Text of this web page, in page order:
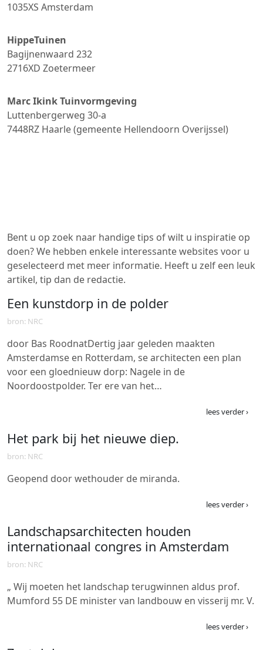
1035XS Amsterdam
HippeTuinen
Bagijnenwaard 232
2716XD Zoetermeer
Marc Ikink Tuinvormgeving
Luttenbergerweg 30-a
7448RZ Haarle (gemeente Hellendoorn Overijssel)
Bent u op zoek naar handige tips of wilt u inspiratie op
doen? We hebben enkele interessante websites voor u
geselecteerd met meer informatie. Heeft u zelf een leuk
artikel, tip dan de redactie.
Een kunstdorp in de polder
bron: NRC
door Bas RoodnatDertig jaar geleden maakten
Amsterdamse en Rotterdam, se architecten een plan
voor een gloednieuw dorp: Nagele in de
Noordoostpolder. Ter ere van het…
lees verder ›
Het park bij het nieuwe diep.
bron: NRC
Geopend door wethouder de miranda.
lees verder ›
Landschapsarchitecten houden
internationaal congres in Amsterdam
bron: NRC
„ Wij moeten het landschap terugwinnen aldus prof.
Mumford 55 DE minister van landbouw en visserij mr. V.
lees verder ›